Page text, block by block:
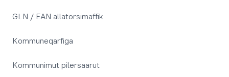
GLN / EAN allatorsimaffik
Kommuneqarfiga
Kommunimut pilersaarut